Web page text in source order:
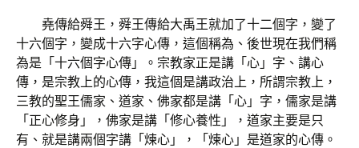
堯傳給舜王，舜王傳給大禹王就加了十二個字，變了
十六個字，變成十六字心傳，這個稱為、後世現在我們稱
為是「十六個字心傳」。宗教家正是講「心」字、講心
傳，是宗教上的心傳，我這個是講政治上，所謂宗教上，
三教的聖王儒家、道家、佛家都是講「心」字，儒家是講
「正心修身」，佛家是講「修心養性」，道家主要是只
有、就是講兩個字講「煉心」，「煉心」是道家的心傳。